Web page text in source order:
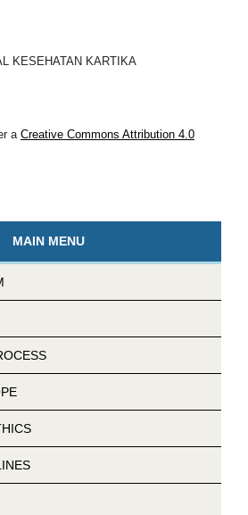
KESEHATAN KARTIKA
a Creative Commons Attribution 4.0
MAIN MENU